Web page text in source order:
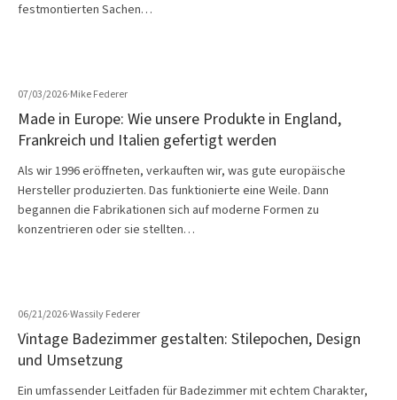
festmontierten Sachen…
07/03/2026·Mike Federer
Made in Europe: Wie unsere Produkte in England,
Frankreich und Italien gefertigt werden
Als wir 1996 eröffneten, verkauften wir, was gute europäische
Hersteller produzierten. Das funktionierte eine Weile. Dann
begannen die Fabrikationen sich auf moderne Formen zu
konzentrieren oder sie stellten…
06/21/2026·Wassily Federer
Vintage Badezimmer gestalten: Stilepochen, Design
und Umsetzung
Ein umfassender Leitfaden für Badezimmer mit echtem Charakter,